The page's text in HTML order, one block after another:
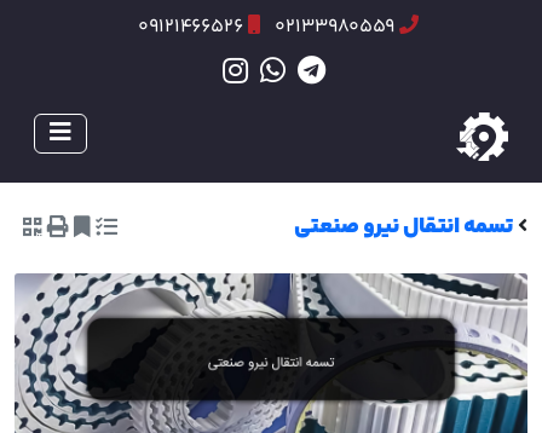
02133980559
09121466526
تسمه انتقال نیرو صنعتی